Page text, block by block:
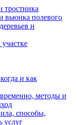
вьюнка полевого
и
и как
методы и
способы,
услуг